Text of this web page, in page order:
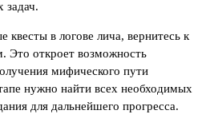
задач.
квесты в логове лича, вернитесь к
откроет возможность
мифического пути
нужно найти всех необходимых
для дальнейшего прогресса.